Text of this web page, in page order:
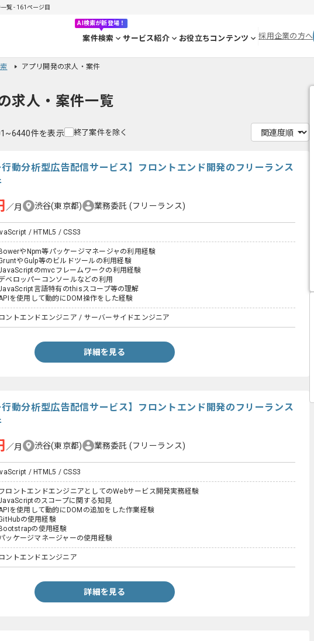
覧 - 161ページ目
AI検索が新登場！
案件検索 サービス紹介 お役立ちコンテンツ 採用企業の方へ
アプリ開発の求人・案件
求人・案件一覧
件を表示 終了案件を除く
動分析型広告配信サービス】フロントエンド開発のフリーランス
／月 渋谷(東京都) 業務委託 (フリーランス)
/ HTML5 / CSS3
やNpm等パッケージマネージャの利用経験
やGulp等のビルドツールの利用経験
のmvcフレームワークの利用経験
ベロッパーコンソールなどの利用
言語特有のthisスコープ等の理解
を使用して動的にDOM操作をした経験
ントエンドエンジニア / サーバーサイドエンジニア
詳細を見る
動分析型広告配信サービス】フロントエンド開発のフリーランス
／月 渋谷(東京都) 業務委託 (フリーランス)
/ HTML5 / CSS3
ロントエンドエンジニアとしてのWebサービス開発実務経験
のスコープに関する知見
を使用して動的にDOMの追加をした作業経験
の使用経験
の使用経験
ッケージマネージャーの使用経験
ントエンドエンジニア
詳細を見る